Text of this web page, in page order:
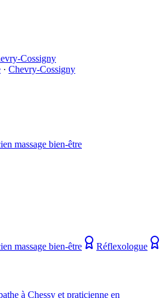
Cossigny
· Chevry-Cossigny
massage bien-être
massage bien-être
Réflexologue
à Chessy et praticienne en